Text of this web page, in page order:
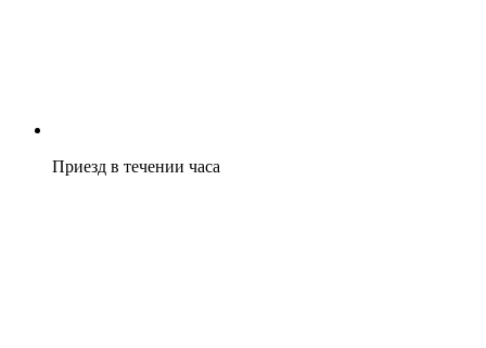
Приезд в течении часа